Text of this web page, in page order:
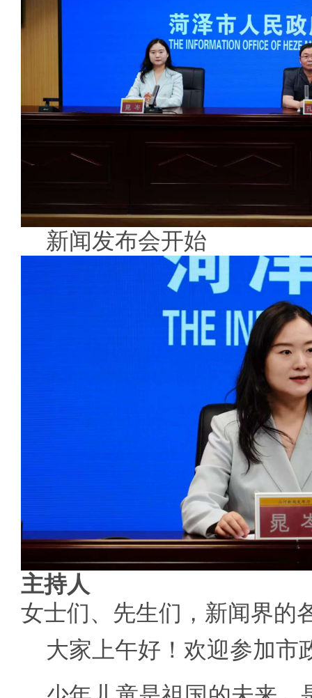
新闻发布会开始
主持人
女士们、先生们，新闻界的
大家上午好！欢迎参加市